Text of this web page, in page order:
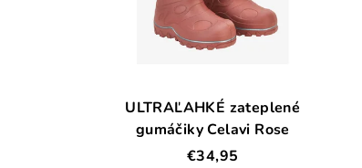
ULTRAĽAHKÉ zateplené
gumáčiky Celavi Rose
€34,95